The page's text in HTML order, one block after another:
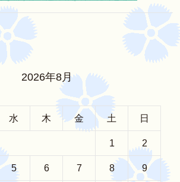
2026年8月
水 木 金 土 日
1 2
5 6 7 8 9